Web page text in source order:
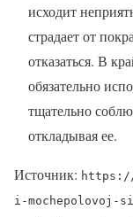
исходит
страдает от
отказаться. В
обязательно
тщательно
откладывая ее.
Источник: https://
i-mochepolovoj-